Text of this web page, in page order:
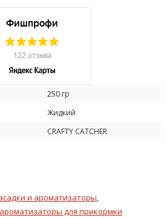
250 гр
Жидкий
CRAFTY CATCHER
и ароматизаторы
ароматизаторы для прикормки